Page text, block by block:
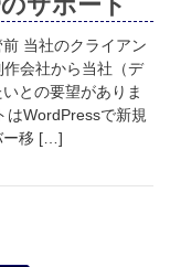
当社のクライアン
作会社から当社（デ
との要望がありま
はWordPressで新規
ー移 […]